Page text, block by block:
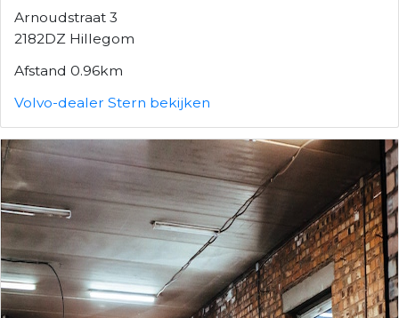
Arnoudstraat 3
2182DZ Hillegom
Afstand 0.96km
Volvo-dealer Stern bekijken